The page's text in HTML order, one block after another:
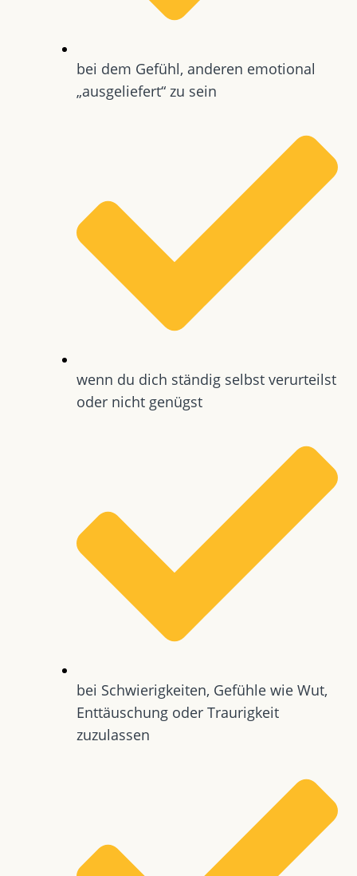
bei dem Gefühl, anderen emotional
„ausgeliefert“ zu sein
wenn du dich ständig selbst verurteilst
oder nicht genügst
bei Schwierigkeiten, Gefühle wie Wut,
Enttäuschung oder Traurigkeit
zuzulassen